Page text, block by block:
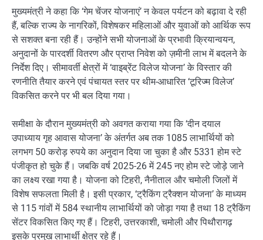
मुख्यमंत्री ने कहा कि ‘गेम चेंजर योजनाएं’ न केवल पर्यटन को बढ़ावा दे रही
हैं, बल्कि राज्य के नागरिकों, विशेषकर महिलाओं और युवाओं को आर्थिक रूप
से सशक्त बना रही हैं। उन्होंने सभी योजनाओं के प्रभावी क्रियान्वयन,
अनुदानों के पारदर्शी वितरण और प्राप्त निवेश को ज़मीनी लाभ में बदलने के
निर्देश दिए। सीमावर्ती क्षेत्रों में ‘वाइब्रेंट विलेज योजना’ के विस्तार की
रणनीति तैयार करने एवं पंचायत स्तर पर थीम-आधारित ‘टूरिज्म विलेज’
विकसित करने पर भी बल दिया गया।
समीक्षा के दौरान मुख्यमंत्री को अवगत कराया गया कि ‘दीन दयाल
उपाध्याय गृह आवास योजना’ के अंतर्गत अब तक 1085 लाभार्थियों को
लगभग 50 करोड़ रुपये का अनुदान दिया जा चुका है और 5331 होम स्टे
पंजीकृत हो चुके हैं। जबकि वर्ष 2025-26 में 245 नए होम स्टे जोड़े जाने
का लक्ष्य रखा गया है। योजना को टिहरी, नैनीताल और चमोली जिलों में
विशेष सफलता मिली है। इसी प्रकार, ‘ट्रैकिंग ट्रैक्शन योजना’ के माध्यम
से 115 गांवों में 584 स्थानीय लाभार्थियों को जोड़ा गया है तथा 18 ट्रैकिंग
सेंटर विकसित किए गए हैं। टिहरी, उत्तरकाशी, चमोली और पिथौरागढ़
इसके प्रमुख लाभार्थी क्षेत्र रहे हैं।